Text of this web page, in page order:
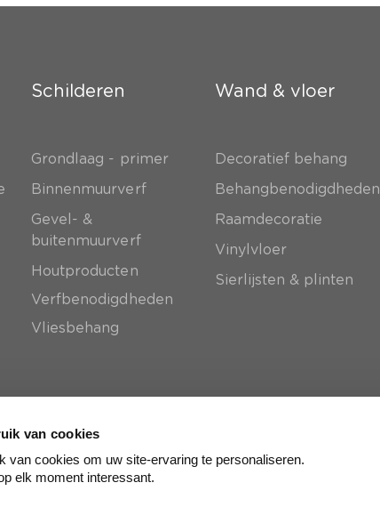
van cookies
van cookies om uw site-ervaring te personaliseren.
elk moment interessant.
Schilderen
Grondlaag - primer
Binnenmuurverf
Gevel- &
buitenmuurverf
Houtproducten
Verfbenodigdheden
Vliesbehang
Wand & vloer
Decoratief behang
Behangbenodigdheden
Raamdecoratie
Vinylvloer
Sierlijsten & plinten